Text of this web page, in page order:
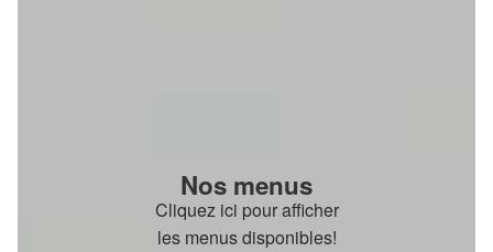
Nos menus
Cliquez ici pour afficher
les menus disponibles!